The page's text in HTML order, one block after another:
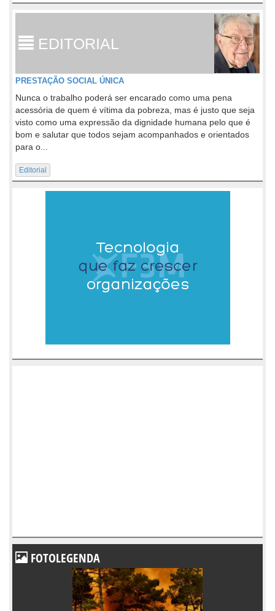
EDITORIAL
PRESTAÇÃO SOCIAL ÚNICA
Nunca o trabalho poderá ser encarado como uma pena
acessória de quem é vítima da pobreza, mas é justo que seja
visto como uma expressão da dignidade humana pelo que é
bom e salutar que todos sejam acompanhados e orientados
para o...
Editorial
FOTOLEGENDA